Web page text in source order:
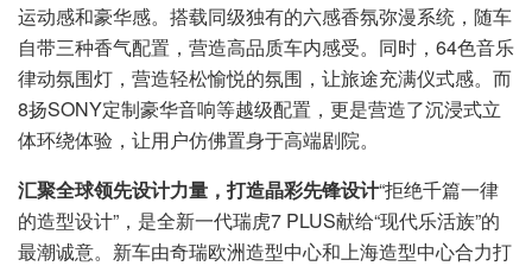
运动感和豪华感。搭载同级独有的六感香氛弥漫系统，随车
自带三种香气配置，营造高品质车内感受。同时，64色音乐
律动氛围灯，营造轻松愉悦的氛围，让旅途充满仪式感。而
8扬SONY定制豪华音响等越级配置，更是营造了沉浸式立
体环绕体验，让用户仿佛置身于高端剧院。
汇聚全球领先设计力量，打造晶彩先锋设计“拒绝千篇一律
的造型设计”，是全新一代瑞虎7 PLUS献给“现代乐活族”的
最潮诚意。新车由奇瑞欧洲造型中心和上海造型中心合力打